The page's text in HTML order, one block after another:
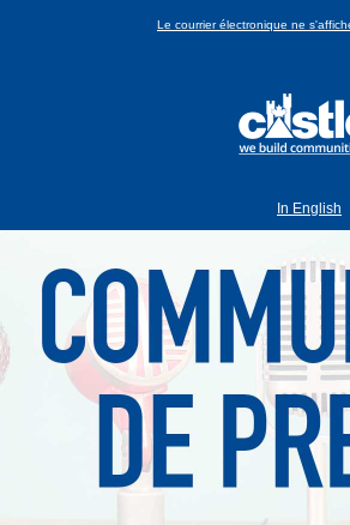
Le courrier électronique ne
In English